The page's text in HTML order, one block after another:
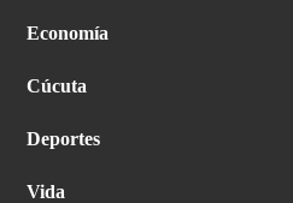
Economía
Cúcuta
Deportes
Vida